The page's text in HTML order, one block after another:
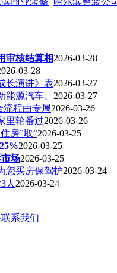
审核结算相2026-03-28
03-28
长演讲》表2026-03-27
源汽车、 2026-03-27
流程由专属2026-03-26
里轮番过2026-03-26
房”取“2026-03-25
2026-03-25
场2026-03-25
您买房保驾护2026-03-24
人 2026-03-24
联系我们